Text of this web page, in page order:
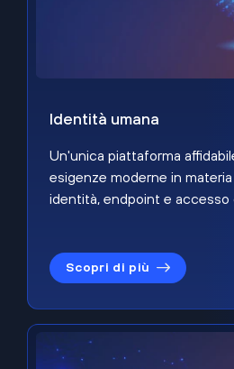
Identità umana
Un'unica piattaforma
esigenze moderne in
identità, endpoint e accesso
Scopri di più